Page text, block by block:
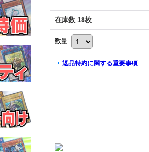
在庫数 18枚
数量:
返品特約に関する重要事項